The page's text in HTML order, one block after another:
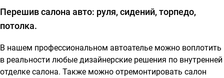
Перешив салона авто: руля, сидений, торпедо,
потолка.
В нашем профессиональном автоателье можно воплотить
в реальности любые дизайнерские решения по внутренней
отделке салона. Также можно отремонтировать салон